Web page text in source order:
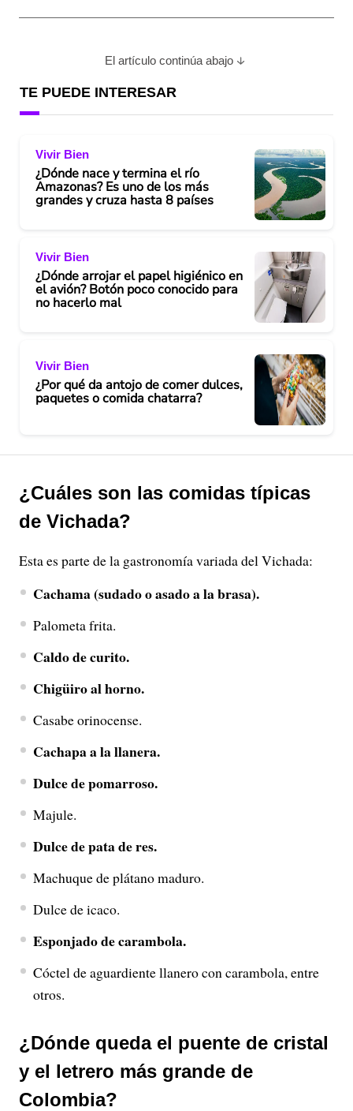
El artículo continúa abajo
TE PUEDE INTERESAR
Vivir Bien
¿Dónde nace y termina el río
Amazonas? Es uno de los más
grandes y cruza hasta 8 países
Vivir Bien
¿Dónde arrojar el papel higiénico en
el avión? Botón poco conocido para
no hacerlo mal
Vivir Bien
¿Por qué da antojo de comer dulces,
paquetes o comida chatarra?
¿Cuáles son las comidas típicas
de Vichada?
Esta es parte de la gastronomía variada del Vichada:
Cachama (sudado o asado a la brasa).
Palometa frita.
Caldo de curito.
Chigüiro al horno.
Casabe orinocense.
Cachapa a la llanera.
Dulce de pomarroso.
Majule.
Dulce de pata de res.
Machuque de plátano maduro.
Dulce de icaco.
Esponjado de carambola.
Cóctel de aguardiente llanero con carambola, entre
otros.
¿Dónde queda el puente de cristal
y el letrero más grande de
Colombia?